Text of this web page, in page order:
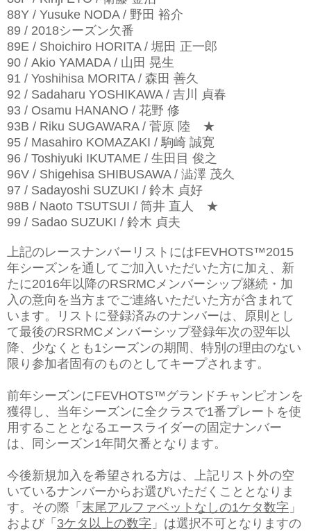
88Y / Yusuke NODA / 野田 裕介
89 / 2018シーズン欠番
89E / Shoichiro HORITA / 堀田 正一郎
90 / Akio YAMADA / 山田 晃生
91 / Yoshihisa MORITA / 森田 善久
92 / Sadaharu YOSHIKAWA / 吉川 貞春
93 / Osamu HANANO / 花野 修
93B / Riku SUGAWARA / 菅原 陸 ★
95 / Masahiro KOMAZAKI / 駒崎 誠寛
96 / Toshiyuki IKUTAME / 生田目 俊之
96V / Shigehisa SHIBUSAWA / 澁澤 茂久
97 / Sadayoshi SUZUKI / 鈴木 貞好
98B / Naoto TSUTSUI / 筒井 直人
★
99 / Sadao SUZUKI / 鈴木 貞夫
上記のレースナンバーリストにはFEVHOTS™2015
年シーズンを通してご加入いただいた方に加え、新
たに2016年以降のRSRMCメンバーシップ継続・加
入の意向を当方までご連絡いただいた方が含まれて
います。
リストに登録済みのナンバーは、原則とし
て最後のRSRMCメンバーシップ登録年次の翌年以
降、少なくとも1シーズンの期間、特別の理由のない
限り参加者固有のものとしてキープされます。
前年シーズンにFEVHOTS™グランドチャンピオンを
獲得し、当年シーズンに全クラスで1番プレートを使
用することとなるエースライダーの固定ナンバー
は、同シーズン1年間欠番となります。
今後新規加入を希望される方は、上記リスト外の空
いているナンバーからお選びいただくこととなりま
す。その際 「 末尾アルファベットなしの1ケタ数字 」
および「 3ケタ以上の数字 」は選択不可となりますの